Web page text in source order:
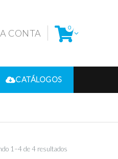
CONTA 0
CATÁLOGOS
1–4 de 4 resultados